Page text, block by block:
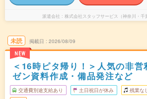
派遣会社 株式会社スタッフサービス（神奈川・千
未読
NEW
掲載日 2026/08/09
＜16時ピタ帰り！＞人気の非
ゼン資料作成・備品発注など
交通費別途支給あり 土日祝日が休み 残業なし